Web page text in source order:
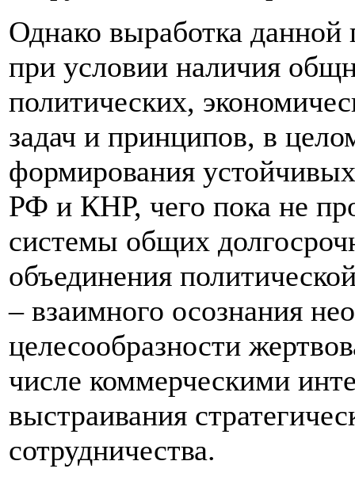
Однако выработка
при условии наличия
политических,
задач и принципов, в
формирования
РФ и КНР, чего пока не
системы общих
объединения
– взаимного осознания
целесообразности
числе коммерческими
выстраивания
сотрудничества.